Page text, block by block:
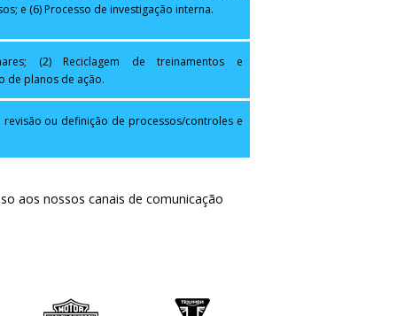
e (6) Processo de investigação interna.
(2) Reciclagem de treinamentos e
de planos de ação.
revisão ou definição deprocessos/controles e
aos nossos canais de comunicação